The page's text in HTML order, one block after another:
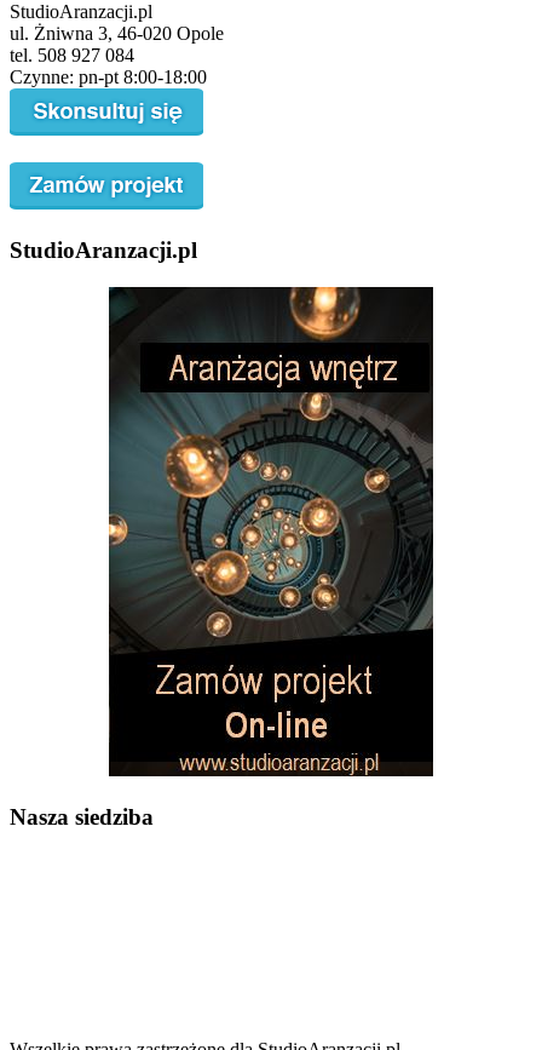
StudioAranzacji.pl
ul. Żniwna 3, 46-020 Opole
tel. 508 927 084
Czynne: pn-pt 8:00-18:00
StudioAranzacji.pl
Nasza siedziba